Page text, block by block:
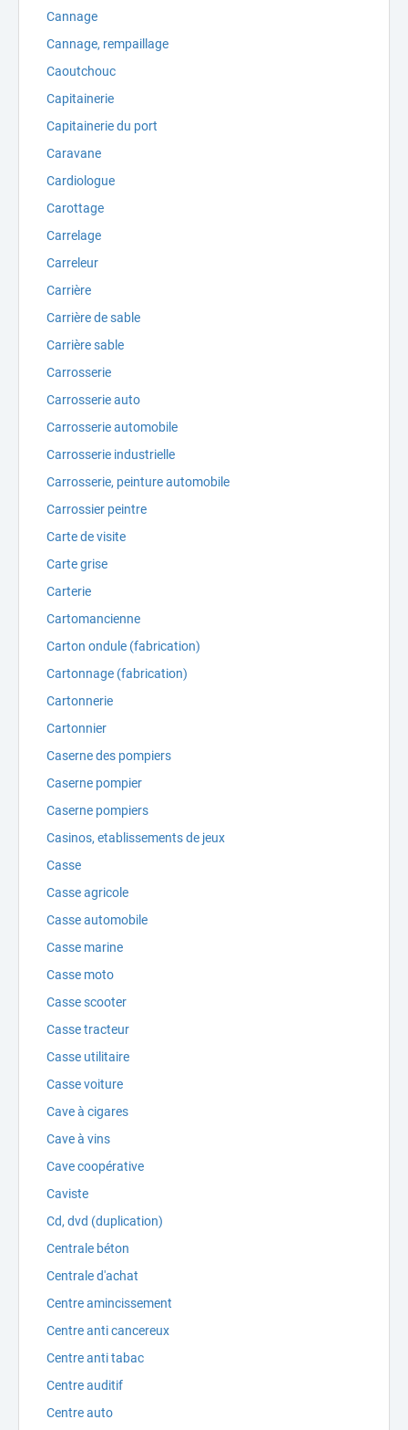
Cannage
Cannage, rempaillage
Caoutchouc
Capitainerie
Capitainerie du port
Caravane
Cardiologue
Carottage
Carrelage
Carreleur
Carrière
Carrière de sable
Carrière sable
Carrosserie
Carrosserie auto
Carrosserie automobile
Carrosserie industrielle
Carrosserie, peinture automobile
Carrossier peintre
Carte de visite
Carte grise
Carterie
Cartomancienne
Carton ondule (fabrication)
Cartonnage (fabrication)
Cartonnerie
Cartonnier
Caserne des pompiers
Caserne pompier
Caserne pompiers
Casinos, etablissements de jeux
Casse
Casse agricole
Casse automobile
Casse marine
Casse moto
Casse scooter
Casse tracteur
Casse utilitaire
Casse voiture
Cave à cigares
Cave à vins
Cave coopérative
Caviste
Cd, dvd (duplication)
Centrale béton
Centrale d'achat
Centre amincissement
Centre anti cancereux
Centre anti tabac
Centre auditif
Centre auto